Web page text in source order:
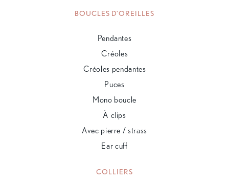
BOUCLES D'OREILLES
Pendantes
Créoles
Créoles pendantes
Puces
Mono boucle
À clips
Avec pierre / strass
Ear cuff
COLLIERS